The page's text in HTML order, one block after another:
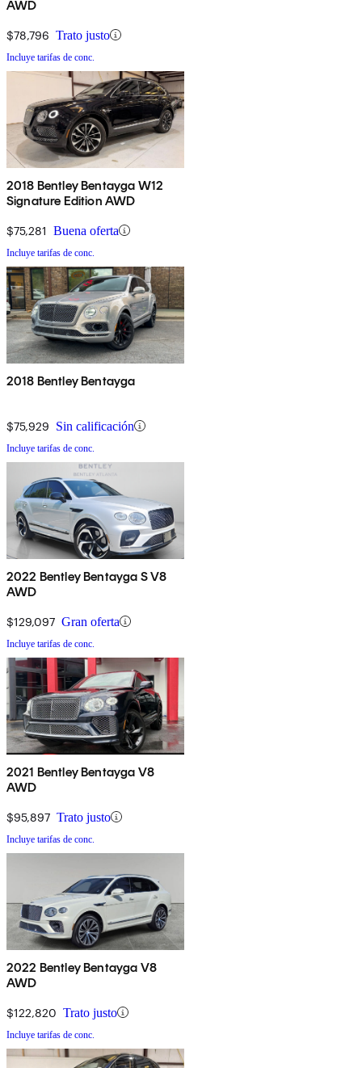
AWD
$78,796 Trato justo
Incluye tarifas de conc.
2018 Bentley Bentayga W12
Signature Edition AWD
$75,281 Buena oferta
Incluye tarifas de conc.
2018 Bentley Bentayga
$75,929 Sin calificación
Incluye tarifas de conc.
2022 Bentley Bentayga S V8
AWD
$129,097 Gran oferta
Incluye tarifas de conc.
2021 Bentley Bentayga V8
AWD
$95,897 Trato justo
Incluye tarifas de conc.
2022 Bentley Bentayga V8
AWD
$122,820 Trato justo
Incluye tarifas de conc.